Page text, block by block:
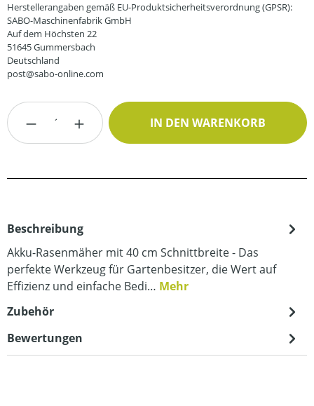
Herstellerangaben gemäß EU-Produktsicherheitsverordnung (GPSR):
SABO-Maschinenfabrik GmbH
Auf dem Höchsten 22
51645 Gummersbach
Deutschland
post@sabo-online.com
Produkt Anzahl: Gib den gewünschten
IN DEN WARENKORB
Beschreibung
Akku-Rasenmäher mit 40 cm Schnittbreite - Das
perfekte Werkzeug für Gartenbesitzer, die Wert auf
Effizienz und einfache Bedi… Mehr
Zubehör
Bewertungen